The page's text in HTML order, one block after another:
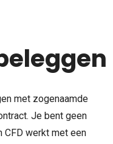
met zogenaamde
Je bent geen
CFD werkt met een